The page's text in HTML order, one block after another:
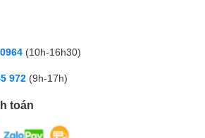
hỗ trợ khẩn cấp
độ sáng cao giúp:
sử dụng ngoài trời
(10h-16h30)
972 (9h-17h)
toán